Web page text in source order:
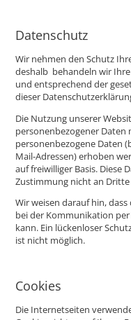
Datenschutz
Wir nehmen den Schutz
deshalb behandeln wir
und entsprechend der
dieser
Die Nutzung unserer
personenbezogener Daten
personenbezogene Daten
Mail-Adressen) erhoben
auf freiwilliger Basis. Diese
Zustimmung nicht an
Wir weisen darauf hin,
bei der Kommunikation per
kann. Ein lückenloser
ist nicht möglich.
Cookies
Die Internetseiten